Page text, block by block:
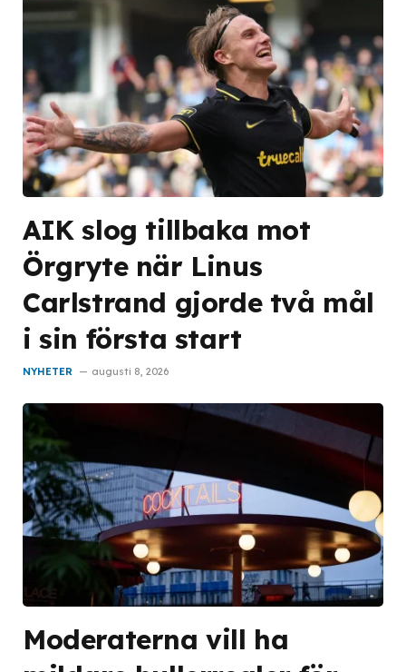
AIK slog tillbaka mot
Örgryte när Linus
Carlstrand gjorde två mål
i sin första start
NYHETER augusti 8, 2026
Moderaterna vill ha